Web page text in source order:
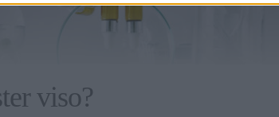
viso?